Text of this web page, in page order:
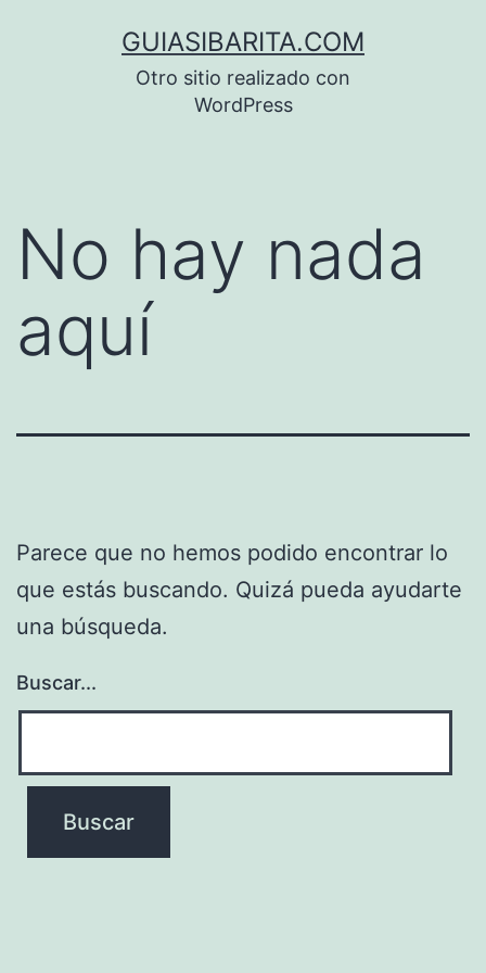
GUIASIBARITA.COM
Otro sitio realizado con
WordPress
No hay nada
aquí
Parece que no hemos podido encontrar lo
que estás buscando. Quizá pueda ayudarte
una búsqueda.
Buscar...